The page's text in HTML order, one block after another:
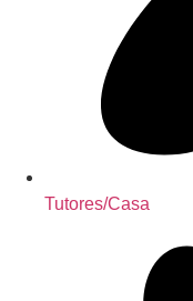
Tutores/Casa